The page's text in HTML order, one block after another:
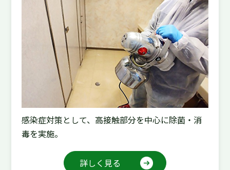
感染症対策として、高接触部分を中心に除菌・消
毒を実施。
詳しく見る